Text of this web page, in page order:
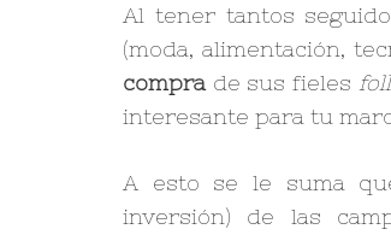
Al tener tantos
(moda, alimentación,
compra de sus fieles
interesante para tu
A esto se le suma
inversión) de las